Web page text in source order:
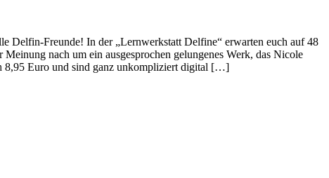
Delfin-Freunde! In der „Lernwerkstatt Delfine“ erwarten euch auf 48
nach um ein ausgesprochen gelungenes Werk, das Nicole
8,95 Euro und sind ganz unkompliziert digital […]